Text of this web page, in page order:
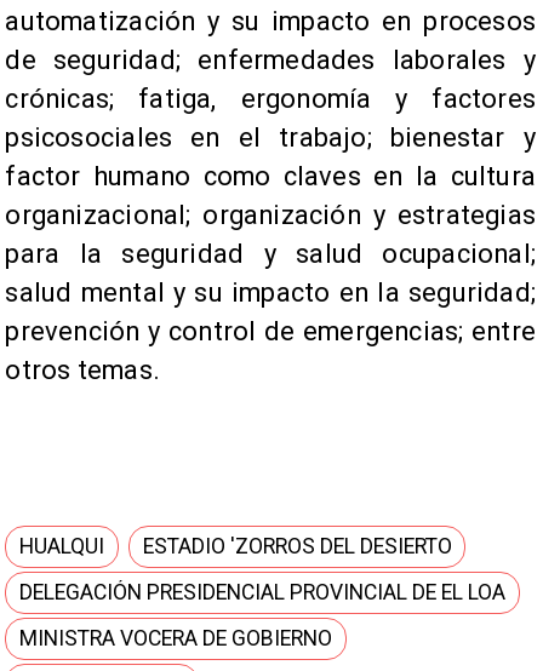
automatización y su impacto en procesos
de seguridad; enfermedades laborales y
crónicas; fatiga, ergonomía y factores
psicosociales en el trabajo; bienestar y
factor humano como claves en la cultura
organizacional; organización y estrategias
para la seguridad y salud ocupacional;
salud mental y su impacto en la seguridad;
prevención y control de emergencias; entre
otros temas.
HUALQUI
ESTADIO 'ZORROS DEL DESIERTO
DELEGACIÓN PRESIDENCIAL PROVINCIAL DE EL LOA
MINISTRA VOCERA DE GOBIERNO